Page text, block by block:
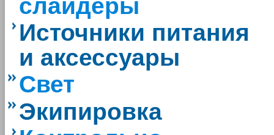
слайдеры
Источники питания
и аксессуары
Свет
Экипировка